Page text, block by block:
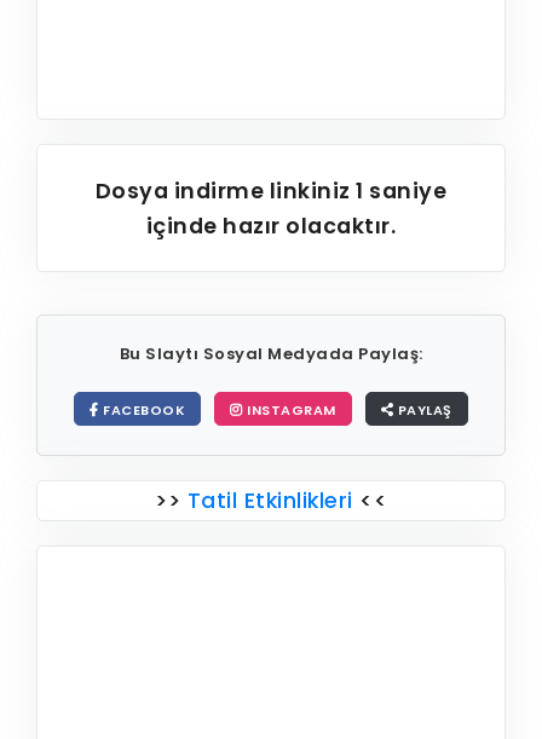
Dosya indirme linkiniz1 saniye
içinde hazır olacaktır.
Bu Slaytı Sosyal Medyada Paylaş:
FACEBOOK INSTAGRAM PAYLAŞ
>> Tatil Etkinlikleri <<